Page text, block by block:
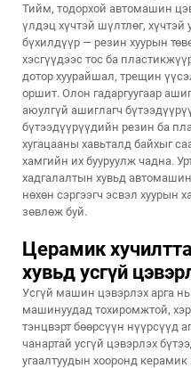
Тийм, тодорхой автомашин
үлдэц хүчтэй шүлтлөг, хүчтэй
бүхилдүүр — резин хуурын
хэсгүүдээс тос ба
дотор хуурайшал, трещин
оршит. Олон гадаргуугаар
аюулгүй ашиглагч
бүтээдүүрүүдийн резин ба
хугацааны хавьталд байхыг
хамгийн их бууруулж чадна.
хадгалалтын хувьд
нөхөн сэргээгч эсвэл хуурын
зөвлөж буй.
Церамик
хувьд усгүй
Усгүй машин цэвэрлэх арга
машинуудад тохиромжтой,
тэнцвэрт бөөрсүүн нүүрсүүд
чанартай усгүй цэвэрлэх
угаалтуудын хооронд